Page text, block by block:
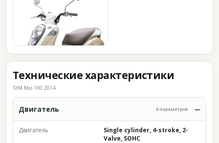
Технические характеристики
SYM Mio 100 2014
Двигатель 8 параметров
Двигатель
Single cylinder, 4-stroke, 2-
Valve, SOHC